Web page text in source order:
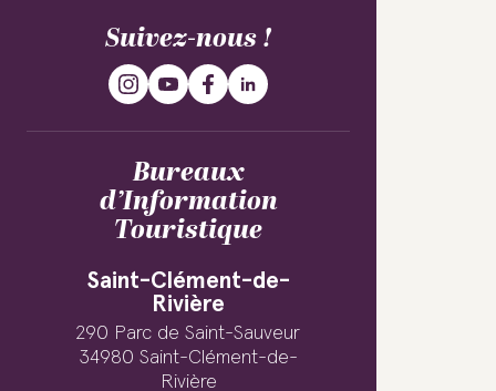
Suivez-nous !
Bureaux
d’Information
Touristique
Saint-Clément-de-
Rivière
290 Parc de Saint-Sauveur
34980 Saint-Clément-de-
Rivière